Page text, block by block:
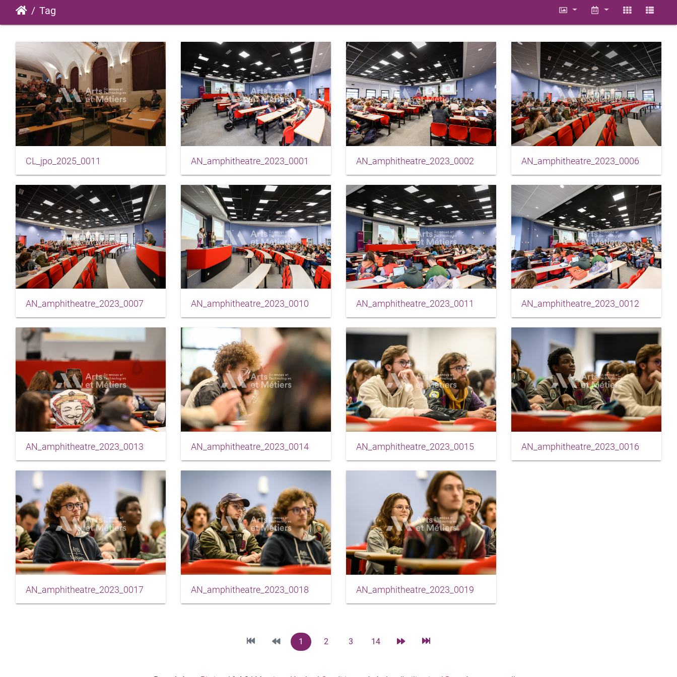
Tag
CL_jpo_2025_0011 AN_amphitheatre_2023_0001 AN_amphitheatre_2023_0002 AN_amphitheatre_2023_0006
AN_amphitheatre_2023_0007 AN_amphitheatre_2023_0010 AN_amphitheatre_2023_0011 AN_amphitheatre_2023_0012
AN_amphitheatre_2023_0013 AN_amphitheatre_2023_0014 AN_amphitheatre_2023_0015 AN_amphitheatre_2023_0016
AN_amphitheatre_2023_0017 AN_amphitheatre_2023_0018 AN_amphitheatre_2023_0019
1 2 3 14